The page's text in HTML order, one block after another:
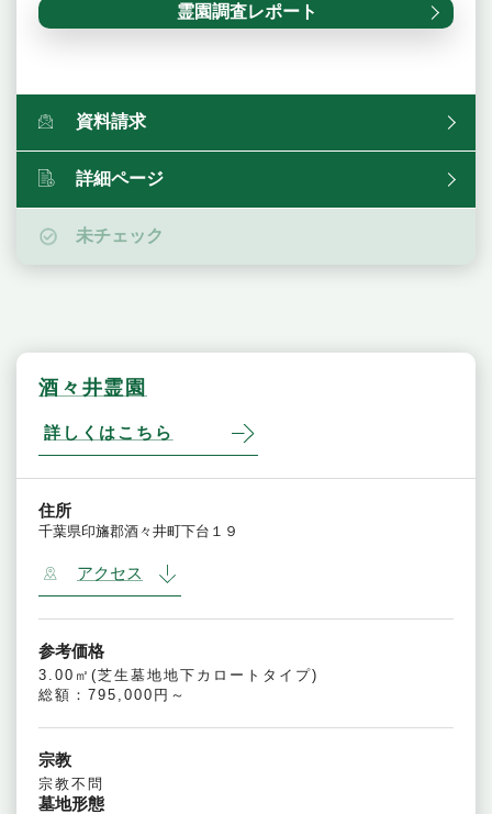
霊園調査レポート
資料請求
詳細ページ
未チェック
酒々井霊園
詳しくはこちら
住所
千葉県印旛郡酒々井町下台１９
アクセス
参考価格
3.00㎡(芝生墓地地下カロートタイプ)
総額：795,000円～
宗教
宗教不問
墓地形態